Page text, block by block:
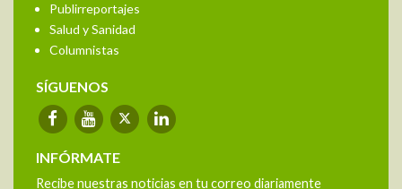
Publirreportajes
Salud y Sanidad
Columnistas
SÍGUENOS
INFÓRMATE
Recibe nuestras noticias en tu correo diariamente